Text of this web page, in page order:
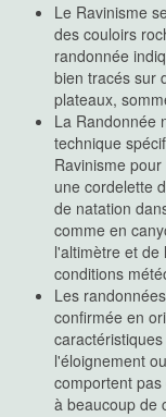
Le Ravinisme
des couloirs
randonnée
bien tracés sur
plateaux,
La Randonnée
technique
Ravinisme
une cordelette
de natation
comme en
l'altimètre et de
conditions
Les
confirmée en
l'éloignement
comportent
à beaucoup de